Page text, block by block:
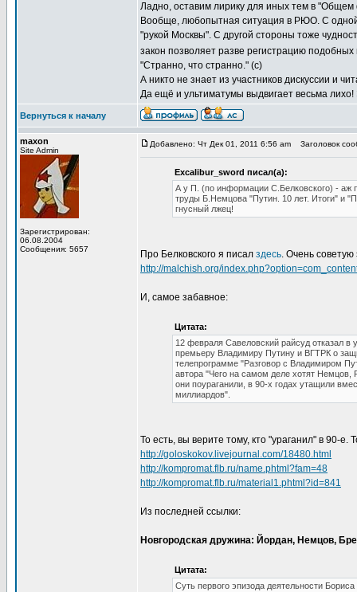
Ладно, оставим лирику для иных тем в
Вообще, любопытная ситуация в РЮО. С
"рукой Москвы". С другой стороны тоже
закон позволяет разве регистрацию
"Странно, что странно." (с)
А никто не знает из участников дискуссии и
Да ещё и ультиматумы выдвигает весьма
Вернуться к началу
maxon
Site Admin
Зарегистрирован:
06.08.2004
Сообщения: 5657
Добавлено: Чт Дек 01, 2011 6:56 am Заголовок
Excalibur_sword писал(а):
А у П. (по информации С.Белковского) - аж
труды Б.Немцова "Путин. 10 лет. Итоги" и
гнусный лжец!
Про Белковского я писал здесь. Очень советую
http://malchish.org/
И, самое забавное:
Цитата:
12 февраля Савеловский райсуд отказал
премьеру Владимиру Путину и ВГТРК о
телепрограмме "Разговор с Владимиром
автора "Чего на самом деле хотят Немцов,
они поураганили, в 90-х годах утащили
миллиардов".
То есть, вы верите тому, кто "ураганил" в 90-е.
http://goloskokov.livejournal.com/18480.html
http://kompromat.flb.ru/name.phtml?fam=48
http://kompromat.flb.ru/material1.phtml?id=841
Из последней ссылки:
Новгородская дружина: Йордан, Немцов,
Цитата:
Суть первого эпизода деятельности